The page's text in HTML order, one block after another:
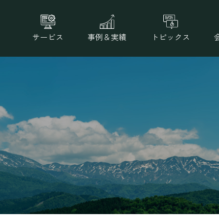
サービス 事例＆実績 トピックス